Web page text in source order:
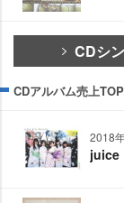
CDシ
CDアルバム売上
2018
juice